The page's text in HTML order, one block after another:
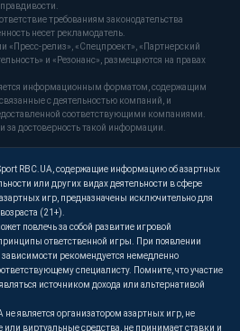
требованиям законодательства
несет рекламодатель.
релиз», «Спецпроект», «Партнерский
и «Резонанс», размещаются на правах
информационным форматом, содержащим
с деятельностью компаний, и
соответствующими компаниями.
за достоверность такой информации.
RBC.UA, содержащие информацию об азартных
или других видах деятельности в сфере
игр, предназначены исключительно для
(21+).
повлечь за собой развитие игровой
ответственной игры. При появлении
рекомендуется немедленно
специалисту. Помните, что участие
источником дохода или альтернативой
является организатором азартных игр, не
виртуальные средства, не принимает ставки и